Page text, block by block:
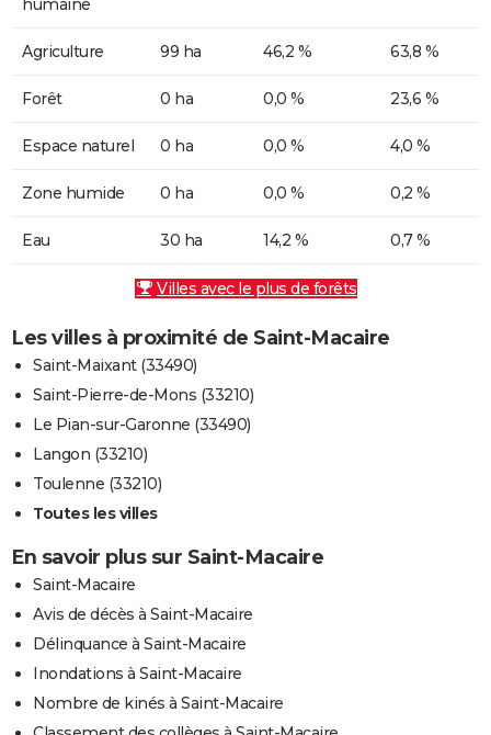
humaine
Agriculture 99 ha 46,2 % 63,8 %
Forêt 0 ha 0,0 % 23,6 %
Espace naturel 0 ha 0,0 % 4,0 %
Zone humide 0 ha 0,0 % 0,2 %
Eau 30 ha 14,2 % 0,7 %
Villes avec le plus de forêts
Les villes à proximité de Saint-Macaire
Saint-Maixant (33490)
Saint-Pierre-de-Mons (33210)
Le Pian-sur-Garonne (33490)
Langon (33210)
Toulenne (33210)
Toutes les villes
En savoir plus sur Saint-Macaire
Saint-Macaire
Avis de décès à Saint-Macaire
Délinquance à Saint-Macaire
Inondations à Saint-Macaire
Nombre de kinés à Saint-Macaire